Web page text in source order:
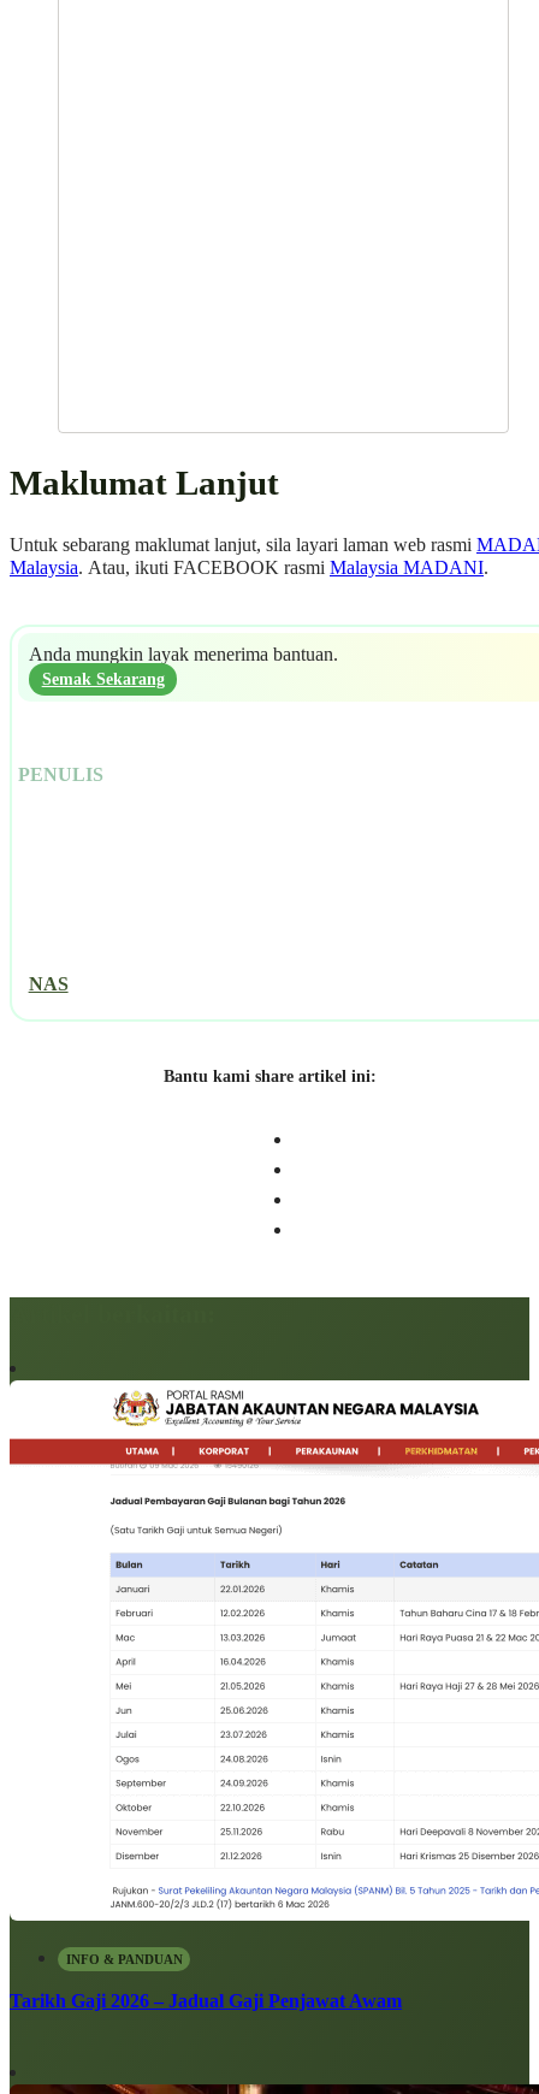
Maklumat Lanjut
Untuk sebarang maklumat lanjut, sila layari laman web rasmi
Malaysia. Atau, ikuti FACEBOOK rasmi Malaysia MADANI.
Anda mungkin layak menerima bantuan.
Semak Sekarang
PENULIS
NAS
Bantu kami share artikel ini:
INFO & PANDUAN
Tarikh Gaji 2026 – Jadual Gaji Penjawat Awam